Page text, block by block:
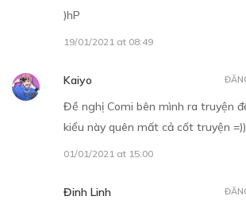
Ta sẽ đứng về phía em
)hP
19/01/2021 at 08:49
Kaiyo
Đề nghị Comi bên mình ra truyện
kiểu này quên mất cả cốt truyện
01/01/2021 at 15:00
Đinh Linh